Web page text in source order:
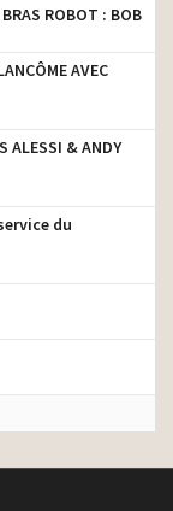
ROBOT : BOB
AVEC
ALESSI & ANDY
du